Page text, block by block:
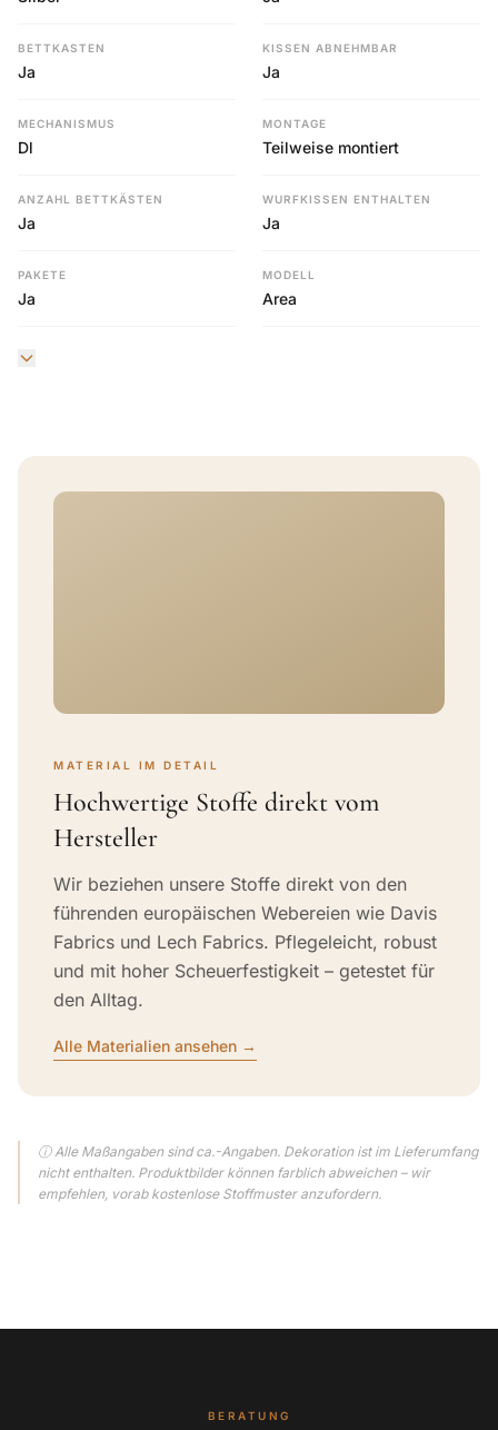
BETTKASTEN
Ja
KISSEN ABNEHMBAR
Ja
MECHANISMUS
Dl
MONTAGE
Teilweise montiert
ANZAHL BETTKÄSTEN
Ja
WURFKISSEN ENTHALTEN
Ja
PAKETE
Ja
MODELL
Area
MATERIAL IM DETAIL
Hochwertige Stoffe direkt vom
Hersteller
Wir beziehen unsere Stoffe direkt von den
führenden europäischen Webereien wie Davis
Fabrics und Lech Fabrics. Pflegeleicht, robust
und mit hoher Scheuerfestigkeit – getestet für
den Alltag.
Alle Materialien ansehen →
ⓘ Alle Maßangaben sind ca.-Angaben. Dekoration ist im Lieferumfang
nicht enthalten. Produktbilder können farblich abweichen – wir
empfehlen, vorab kostenlose Stoffmuster anzufordern.
BERATUNG